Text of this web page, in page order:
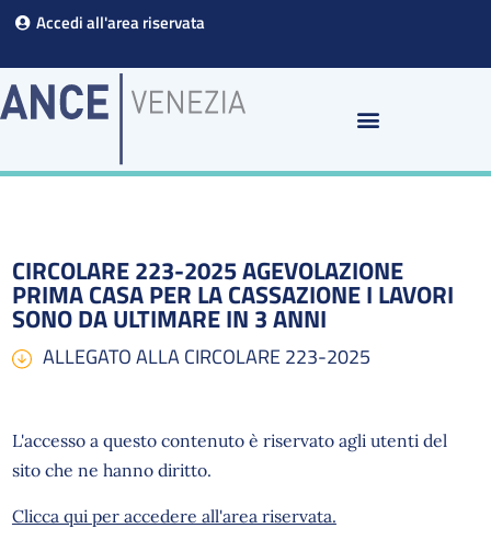
Vai
contenuto
Accedi all'area riservata
CIRCOLARE 223-2025 AGEVOLAZIONE
PRIMA CASA PER LA CASSAZIONE I LAVORI
SONO DA ULTIMARE IN 3 ANNI
ALLEGATO ALLA CIRCOLARE 223-2025
L'accesso a questo contenuto è riservato agli utenti del
sito che ne hanno diritto.
Clicca qui per accedere all'area riservata.